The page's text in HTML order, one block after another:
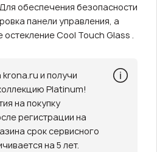
обеспечения безопасности
панели управления, а
Cool Touch Glass .
krona.ru и получи
Platinum!
на покупку
регистрации на
срок сервисного
на 5 лет.